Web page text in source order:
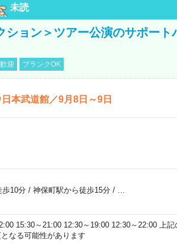
未読
ション＞ツアー公演のサポート
迎 ブランクOK
本武道館／9月8日～9日
歩10分/ 神保町駅から徒歩15分/
15:30～21:00 12:30～19:00 12:30～22:00 上
なる可能性があります